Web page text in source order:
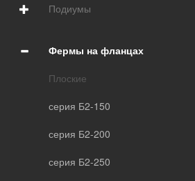
Подиумы
Фермы на фланцах
Плоские
серия Б2-150
серия Б2-200
серия Б2-250